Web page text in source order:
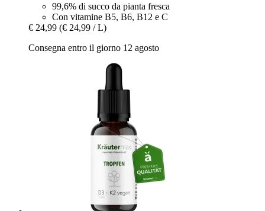
99,6% di succo da pianta fresca
Con vitamine B5, B6, B12 e C
€ 24,99 (€ 24,99 / L)
Consegna entro il giorno 12 agosto